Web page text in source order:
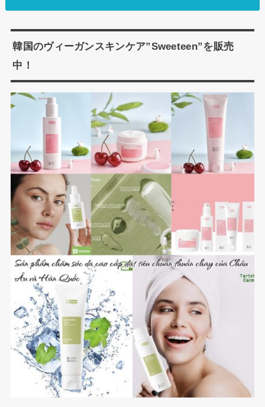
韓国のヴィーガンスキンケア”Sweeteen”を販売
中！